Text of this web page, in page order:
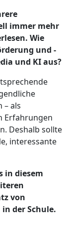
immer mehr
Wie
und -
und KI aus?
– als
Erfahrungen
Deshalb sollte
interessante
in diesem
von
der Schule.